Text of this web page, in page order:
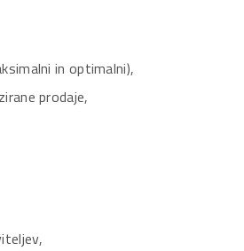
in optimalni),
prodaje,